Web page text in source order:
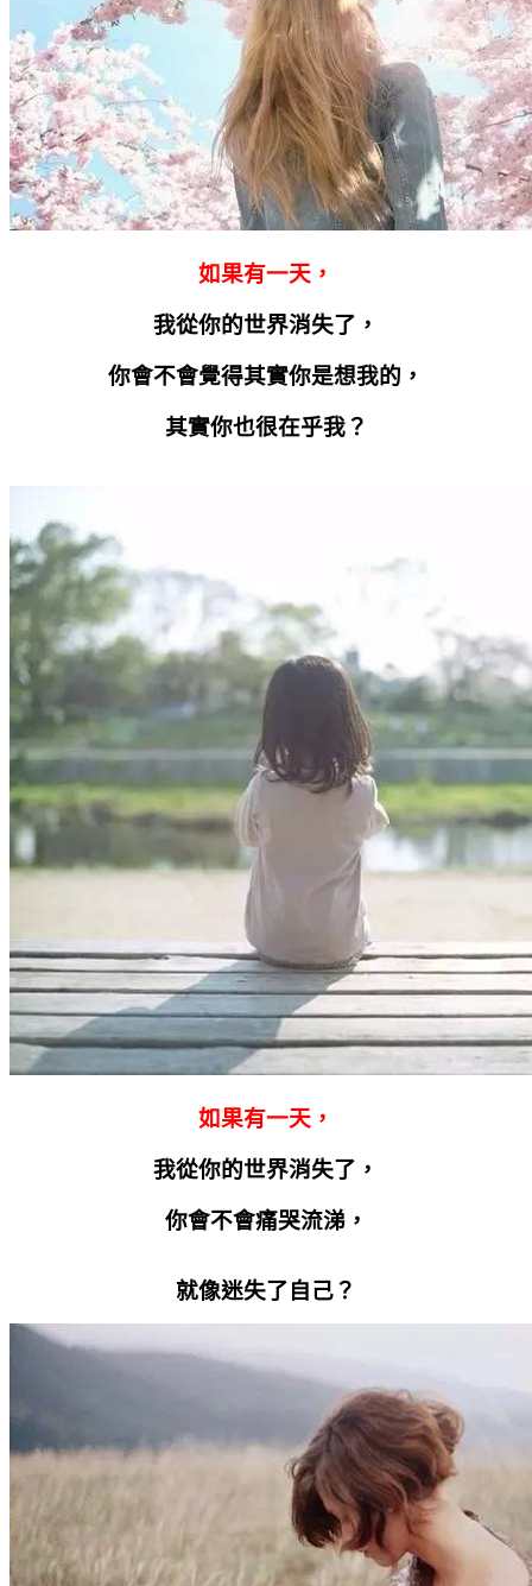
如果有一天，
我從你的世界消失了，
你會不會覺得其實你是想我的，
其實你也很在乎我？
如果有一天，
我從你的世界消失了，
你會不會痛哭流涕，
就像迷失了自己？